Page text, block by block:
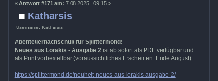
Katharsis
Username: Katharsis
« Antwort #171 am: 7.08.2025 | 09:15 »
Abenteuernachschub für Splittermond!
Neues aus Lorakis - Ausgabe 2ist ab sofort als PDF verfügbar und
als Print vorbestellbar (voraussichtliches Erscheinen: Ende August).
https://splittermond.de/neuheit-neues-aus-lorakis-ausgabe-2/